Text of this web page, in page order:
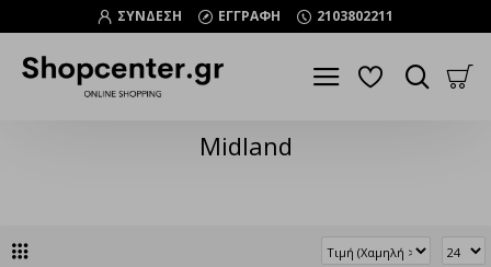
ΣΥΝΔΕΣΗ ΕΓΓΡΑΦΗ 2103802211
Midland